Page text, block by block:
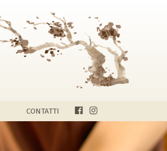
CONTATTI